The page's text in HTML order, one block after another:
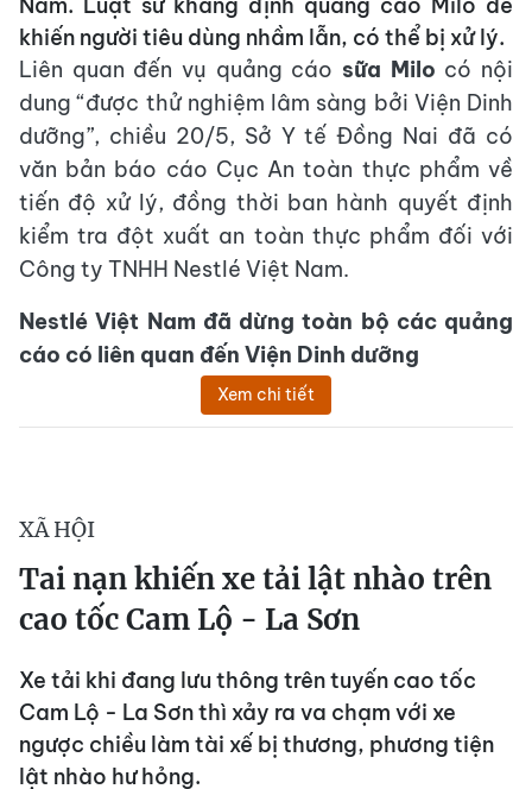
khiến người tiêu dùng nhầm lẫn, có thể bị xử lý.
Liên quan đến vụ quảng cáo sữa Milo có nội
dung “được thử nghiệm lâm sàng bởi Viện Dinh
dưỡng”, chiều 20/5, Sở Y tế Đồng Nai đã có
văn bản báo cáo Cục An toàn thực phẩm về
tiến độ xử lý, đồng thời ban hành quyết định
kiểm tra đột xuất an toàn thực phẩm đối với
Công ty TNHH Nestlé Việt Nam.
Nestlé Việt Nam đã dừng toàn bộ các quảng
cáo có liên quan đến Viện Dinh dưỡng
Xem chi tiết
XÃ HỘI
Tai nạn khiến xe tải lật nhào trên
cao tốc Cam Lộ - La Sơn
Xe tải khi đang lưu thông trên tuyến cao tốc
Cam Lộ - La Sơn thì xảy ra va chạm với xe
ngược chiều làm tài xế bị thương, phương tiện
lật nhào hư hỏng.